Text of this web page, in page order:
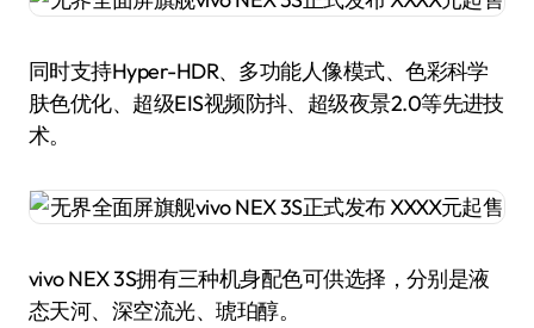
同时支持Hyper-HDR、多功能人像模式、色彩科学
肤色优化、超级EIS视频防抖、超级夜景2.0等先进技
术。
vivo NEX 3S拥有三种机身配色可供选择，分别是液
态天河、深空流光、琥珀醇。